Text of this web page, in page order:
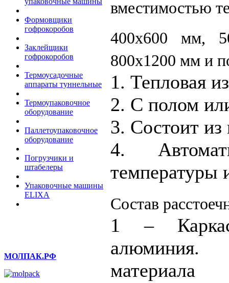
Формовщики
гофрокоробов
Заклейщики
гофрокоробов
Термоусадочные
аппараты туннельные
Термоупаковочное
оборудование
Паллетоупаковочное
оборудование
Погрузчики и
штабелеры
Упаковочные машины
ELIXA
МОЛПАК.РФ
вместимостью
400х600 мм,
800х1200 мм и
1. Тепловая
2. С полом
3. Состоит
4.
температуры
Состав
1 –
алюминия.
материала